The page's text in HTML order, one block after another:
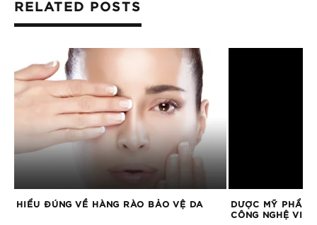
RELATED POSTS
HIỂU ĐÚNG VỀ HÀNG RÀO BẢO VỆ DA
DƯỢC MỸ PHẨM
CÔNG NGHỆ VI